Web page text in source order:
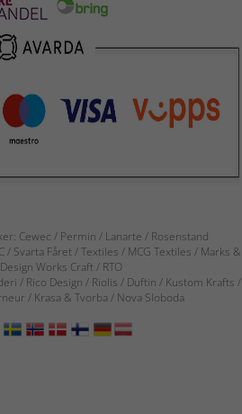
Cewec / Permin / Lanarte / Rosenstand
/ Svarta Fåret / Textiles / MCG Textiles / Marks &
Works Craft / RTO
/ Rico Design / Riolis / Duftin / Kustom Krafts /
/ Krasa & Tvorba / Nova Sloboda